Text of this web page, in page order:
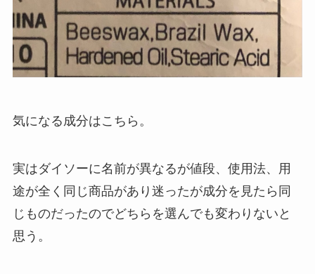
気になる成分はこちら。
実はダイソーに名前が異なるが値段、使用法、用
途が全く同じ商品があり迷ったが成分を見たら同
じものだったのでどちらを選んでも変わりないと
思う。